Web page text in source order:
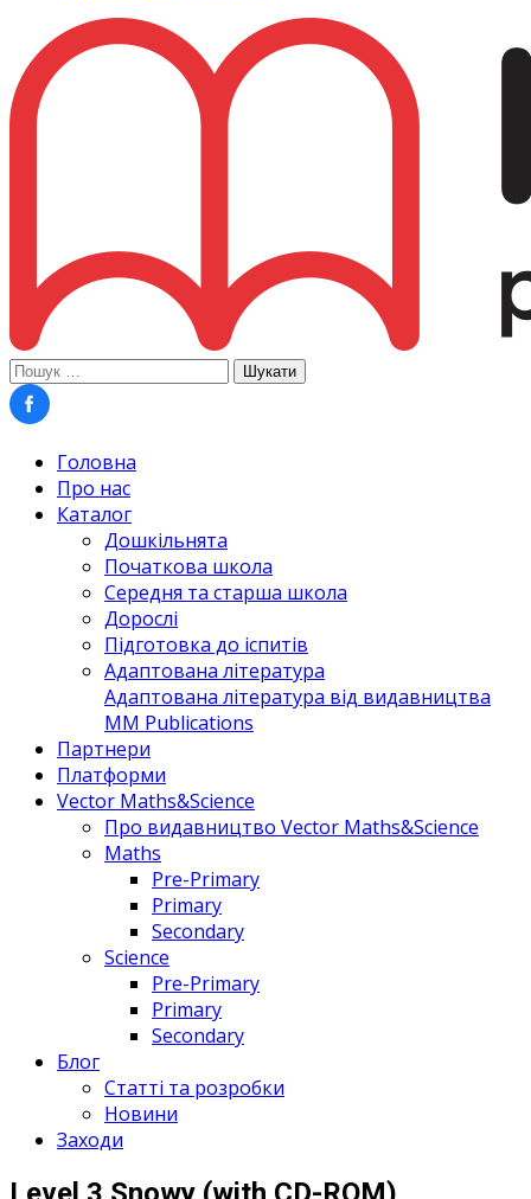
Пошук:
Головна
Про нас
Каталог
Дошкільнята
Початкова школа
Середня та старша школа
Дорослі
Підготовка до іспитів
Адаптована література
Адаптована література від видавництва
MM Publications
Партнери
Платформи
Vector Maths&Science
Про видавництво Vector Maths&Science
Maths
Pre-Primary
Primary
Secondary
Science
Pre-Primary
Primary
Secondary
Блог
Статті та розробки
Новини
Заходи